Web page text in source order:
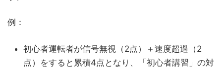
例：
初心者運転者が信号無視（2点）＋速度超過（2
点）をすると累積4点となり、「初心者講習」の対